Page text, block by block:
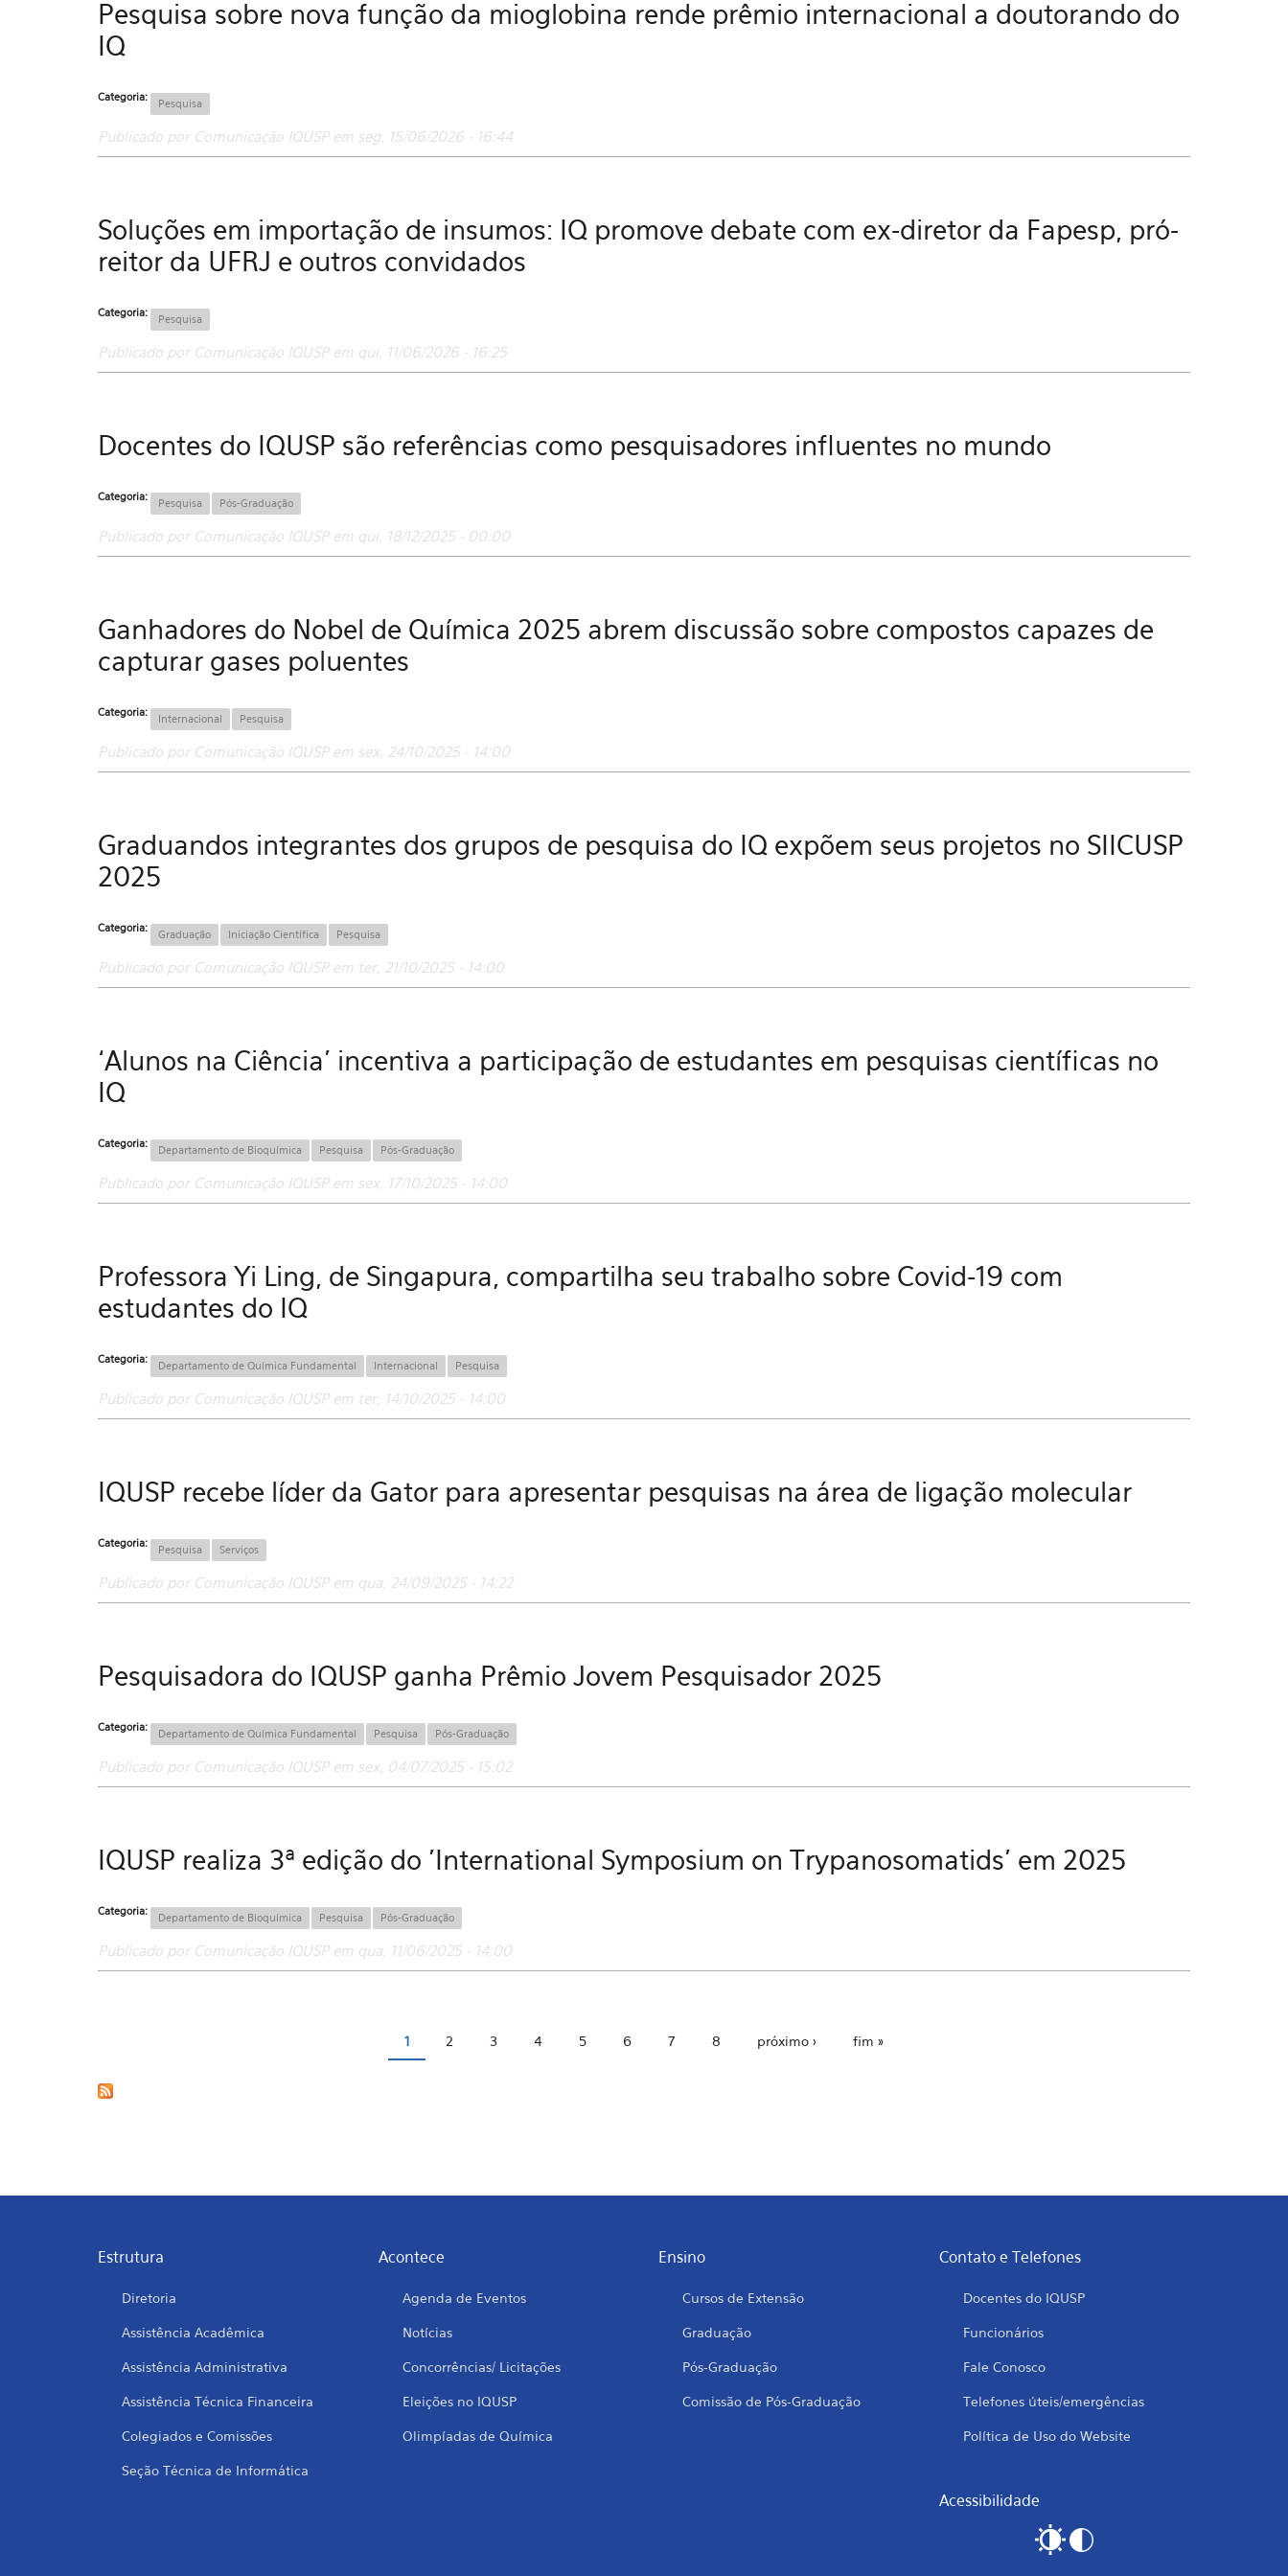
Pesquisa sobre nova função da mioglobina rende prêmio internacional a doutorando do
IQ
Categoria: Pesquisa
Publicado por Comunicação IQUSP em seg, 15/06/2026 - 16:44
Soluções em importação de insumos: IQ promove debate com ex-diretor da Fapesp, pró-
reitor da UFRJ e outros convidados
Categoria: Pesquisa
Publicado por Comunicação IQUSP em qui, 11/06/2026 - 16:25
Docentes do IQUSP são referências como pesquisadores influentes no mundo
Categoria: Pesquisa Pós-Graduação
Publicado por Comunicação IQUSP em qui, 18/12/2025 - 00:00
Ganhadores do Nobel de Química 2025 abrem discussão sobre compostos capazes de
capturar gases poluentes
Categoria: Internacional Pesquisa
Publicado por Comunicação IQUSP em sex, 24/10/2025 - 14:00
Graduandos integrantes dos grupos de pesquisa do IQ expõem seus projetos no SIICUSP
2025
Categoria: Graduação Iniciação Científica Pesquisa
Publicado por Comunicação IQUSP em ter, 21/10/2025 - 14:00
‘Alunos na Ciência’ incentiva a participação de estudantes em pesquisas científicas no
IQ
Categoria: Departamento de Bioquímica Pesquisa Pós-Graduação
Publicado por Comunicação IQUSP em sex, 17/10/2025 - 14:00
Professora Yi Ling, de Singapura, compartilha seu trabalho sobre Covid-19 com
estudantes do IQ
Categoria: Departamento de Química Fundamental Internacional Pesquisa
Publicado por Comunicação IQUSP em ter, 14/10/2025 - 14:00
IQUSP recebe líder da Gator para apresentar pesquisas na área de ligação molecular
Categoria: Pesquisa Serviços
Publicado por Comunicação IQUSP em qua, 24/09/2025 - 14:22
Pesquisadora do IQUSP ganha Prêmio Jovem Pesquisador 2025
Categoria: Departamento de Química Fundamental Pesquisa Pós-Graduação
Publicado por Comunicação IQUSP em sex, 04/07/2025 - 15:02
IQUSP realiza 3ª edição do 'International Symposium on Trypanosomatids’ em 2025
Categoria: Departamento de Bioquímica Pesquisa Pós-Graduação
Publicado por Comunicação IQUSP em qua, 11/06/2025 - 14:00
1 2 3 4 5 6 7 8 próximo › fim »
Estrutura
Diretoria
Assistência Acadêmica
Assistência Administrativa
Assistência Técnica Financeira
Colegiados e Comissões
Seção Técnica de Informática
Acontece
Agenda de Eventos
Notícias
Concorrências/ Licitações
Eleições no IQUSP
Olimpíadas de Química
Ensino
Cursos de Extensão
Graduação
Pós-Graduação
Comissão de Pós-Graduação
Contato e Telefones
Docentes do IQUSP
Funcionários
Fale Conosco
Telefones úteis/emergências
Política de Uso do Website
Acessibilidade